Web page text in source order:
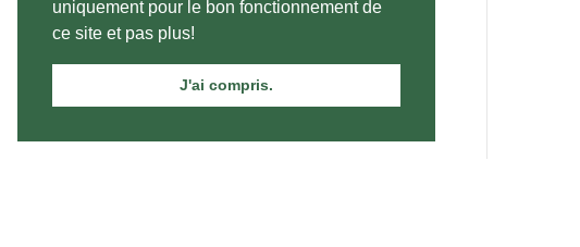
uniquement pour le bon fonctionnement de
ce site et pas plus!
J'ai compris.
France
atelier.petitpage@gmail.com